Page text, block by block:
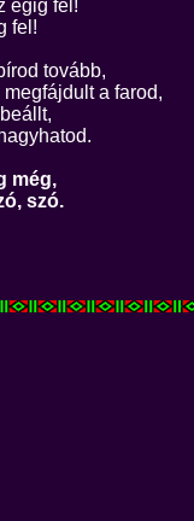
égig fel!
fel!
tovább,
a farod,
még,
szó.